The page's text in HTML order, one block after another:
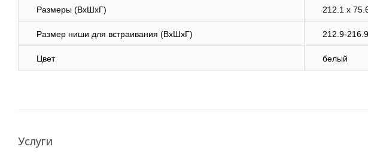
Размеры (ВхШхГ) 212.1 x
Размер ниши для встраивания (ВхШхГ) 212.9-
Цвет белый
Услуги